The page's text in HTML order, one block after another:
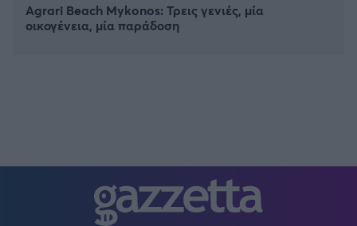
Agrari Beach Mykonos: Τρεις γενιές, μία
οικογένεια, μία παράδοση